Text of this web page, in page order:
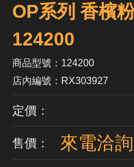
OP系列 香檳
124200
商品型號：124200
店內編號：RX303927
定價：
售價： 來電洽詢